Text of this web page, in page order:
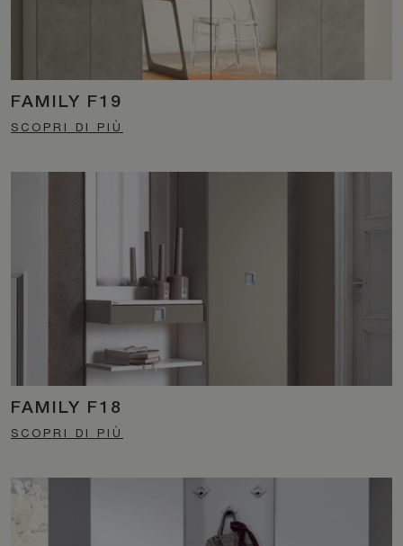
FAMILY F19
SCOPRI DI PIÙ
FAMILY F18
SCOPRI DI PIÙ